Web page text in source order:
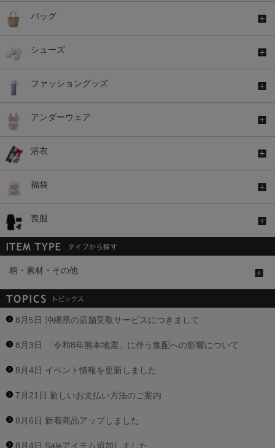
バッグ
シューズ
ファッショングッズ
アンダーウェア
浴衣
福袋
喪服
柄・素材・その他
8月5日 沖縄県の店舗受取サービスにつきまして
8月3日 「令和8年熊本地震」に伴う集配への影響について
8月4日 イベント情報を更新しました
7月21日 新しいお支払い方法のご案内
8月6日 新着商品アップしました
8月4日 Saleアイテム追加しました